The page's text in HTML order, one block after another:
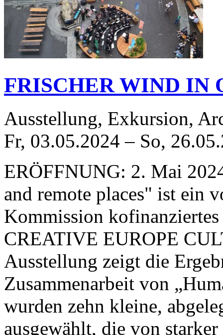
FRISCHER WIND IN
Ausstellung, Exkursion,
Fr, 03.05.2024 – So,
ERÖFFNUNG: 2. Mai
and remote places" ist ein
Kommission
CREATIVE EUROPE
Ausstellung zeigt die
Zusammenarbeit von
wurden zehn kleine,
ausgewählt, die von